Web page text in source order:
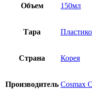
Объем 150мл
Тара
Страна Корея
Производитель Cosmax